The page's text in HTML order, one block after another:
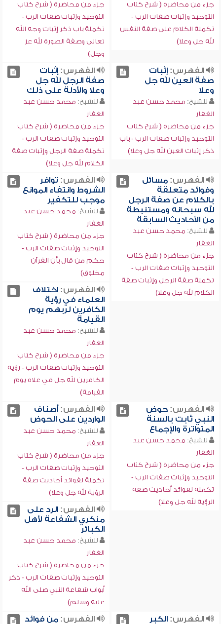
جزء من محاضرة ( شرح كتاب
التوحيد وإثبات صفات الرب -
تكملة الكلام على صفة النفس
لله جل وعلا)
جزء من محاضرة ( شرح كتاب
التوحيد وإثبات صفات الرب -
تكملة باب ذكر إثبات وجه الله
تعالى وصفة الصورة لله عز
وجل)
الفهرس:إثبات
صفة العين لله جل
وعلا
للشيخ: محمد حسن عبد
الغفار
جزء من محاضرة ( شرح كتاب
التوحيد وإثبات صفات الرب - باب
ذكر إثبات العين لله جل وعلا)
الفهرس:إثبات
صفة الرجل لله جل
وعلا والأدلة على ذلك
للشيخ: محمد حسن عبد
الغفار
جزء من محاضرة ( شرح كتاب
التوحيد وإثبات صفات الرب -
تكملة صفة الرجل وإثبات صفة
الكلام لله جل وعلا)
الفهرس:مسائل
وفوائد متعلقة
بالكلام عن صفة الرجل
لله سبحانه ومستنبطة
من الأحاديث السابقة
للشيخ: محمد حسن عبد
الغفار
جزء من محاضرة ( شرح كتاب
التوحيد وإثبات صفات الرب -
تكملة صفة الرجل وإثبات صفة
الكلام لله جل وعلا)
الفهرس: توافر
الشروط وانتفاء الموانع
موجب للتكفير
للشيخ: محمد حسن عبد
الغفار
جزء من محاضرة ( شرح كتاب
التوحيد وإثبات صفات الرب -
حكم من قال بأن القرآن
مخلوق)
الفهرس:اختلاف
العلماء في رؤية
الكافرين لربهم يوم
القيامة
للشيخ: محمد حسن عبد
الغفار
جزء من محاضرة ( شرح كتاب
التوحيد وإثبات صفات الرب - رؤية
الكافرين لله جل في علاه يوم
القيامة)
الفهرس:حوض
النبي ثابت بالسنة
المتواترة والإجماع
للشيخ: محمد حسن عبد
الغفار
جزء من محاضرة ( شرح كتاب
التوحيد وإثبات صفات الرب -
تكملة لفوائد أحاديث صفة
الرؤية لله جل وعلا)
الفهرس:أصناف
الواردين على الحوض
للشيخ: محمد حسن عبد
الغفار
جزء من محاضرة ( شرح كتاب
التوحيد وإثبات صفات الرب -
تكملة لفوائد أحاديث صفة
الرؤية لله جل وعلا)
الفهرس:الرد على
منكري الشفاعة لأهل
الكبائر
للشيخ: محمد حسن عبد
الغفار
جزء من محاضرة ( شرح كتاب
التوحيد وإثبات صفات الرب - ذكر
أبواب شفاعة النبي صلى الله
عليه وسلم)
الفهرس:الكبر الفهرس:من فوائد